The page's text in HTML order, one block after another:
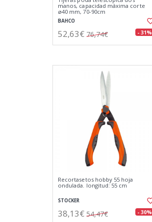
manos, capacidad máxima corte
ø40 mm, 70-90cm
BAHCO
52,63€ 76,74€ - 31%
Recortasetos hobby 55 hoja
ondulada. longitud: 55 cm
STOCKER
38,13€ 54,47€ - 30%